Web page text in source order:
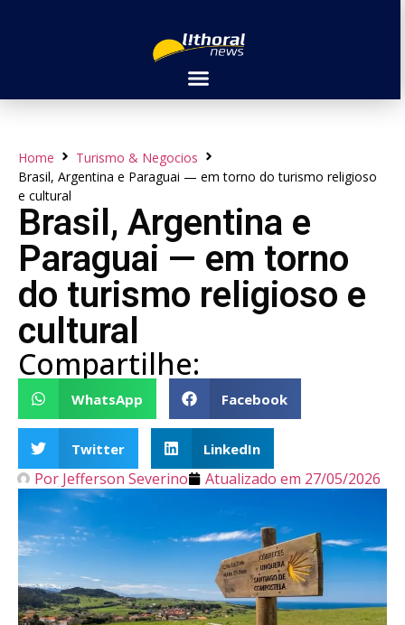
Home
Turismo & Negocios
Brasil, Argentina e Paraguai — em torno do turismo religioso
e cultural
Brasil, Argentina e
Paraguai — em torno
do turismo religioso e
cultural
Compartilhe:
WhatsApp Facebook
Twitter LinkedIn
Por Jefferson Severino Atualizado em 27/05/2026